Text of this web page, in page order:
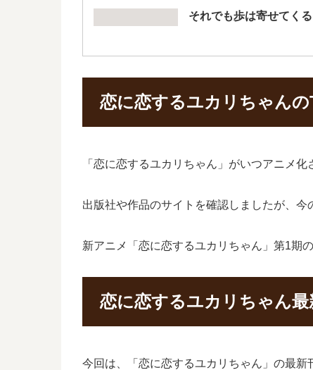
それでも歩は寄せてく
恋に恋するユカリちゃん
「恋に恋するユカリちゃん」がいつアニメ化
出版社や作品のサイトを確認しましたが、
新アニメ「恋に恋するユカリちゃん」第1期
恋に恋するユカリちゃん
今回は、「恋に恋するユカリちゃん」の最